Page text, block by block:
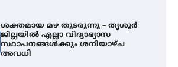
ശക്തമായ മഴ തുടരുന്നു – തൃശൂർ
ജില്ലയിൽ എല്ലാ വിദ്യാഭ്യാസ
സ്ഥാപനങ്ങൾക്കും ശനിയാഴ്ച
അവധി